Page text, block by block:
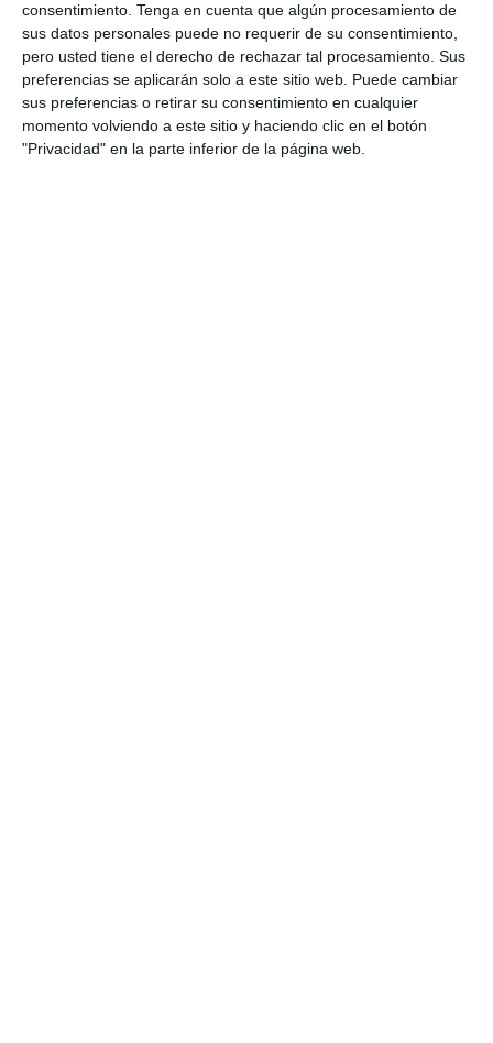
consentimiento. Tenga en cuenta que algún procesamiento de
sus datos personales puede no requerir de su consentimiento,
pero usted tiene el derecho de rechazar tal procesamiento. Sus
preferencias se aplicarán solo a este sitio web. Puede cambiar
sus preferencias o retirar su consentimiento en cualquier
momento volviendo a este sitio y haciendo clic en el botón
"Privacidad" en la parte inferior de la página web.
Categoría:3º ESO,3º ESO Física y Química,Cuadernos
Verano
Etiqueta:3.º ESO,actividades ,átomo,cambios de estado,
cifras significativas,circuitos eléctricos,concentración,
cuadernillo de verano ,disoluciones,educación
secundaria,ejercicios,electricidad,enlace químico ,
estequiometría,Física y química, formulación química